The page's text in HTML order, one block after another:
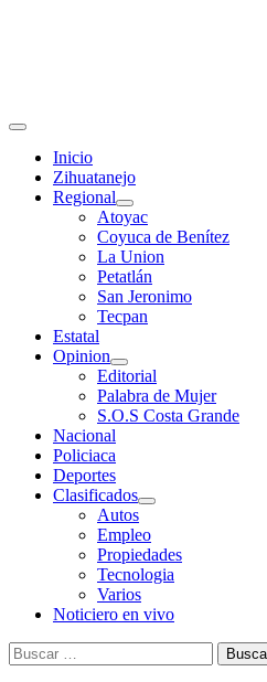
Primary
Inicio
Zihuatanejo
Regional
Atoyac
Coyuca de Benítez
La Union
Petatlán
San Jeronimo
Tecpan
Estatal
Opinion
Editorial
Palabra de Mujer
S.O.S Costa Grande
Nacional
Policiaca
Deportes
Clasificados
Autos
Empleo
Propiedades
Tecnologia
Varios
Noticiero en vivo
Buscar: